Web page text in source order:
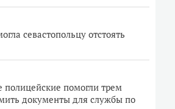
севастопольцу отстоять
полицейские помогли трем
документы для службы по